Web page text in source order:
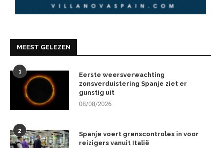
MEEST GELEZEN
1
Eerste weersverwachting
zonsverduistering Spanje ziet er
gunstig uit
08/08/2026
2
Spanje voert grenscontroles in voor
reizigers vanuit Italië